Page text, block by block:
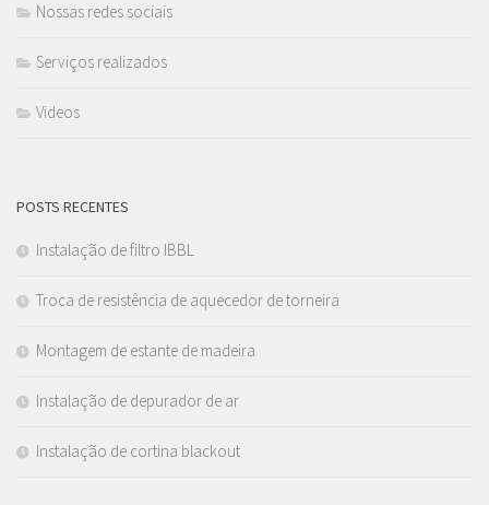
Nossas redes sociais
Serviços realizados
Videos
POSTS RECENTES
Instalação de filtro IBBL
Troca de resistência de aquecedor de torneira
Montagem de estante de madeira
Instalação de depurador de ar
Instalação de cortina blackout